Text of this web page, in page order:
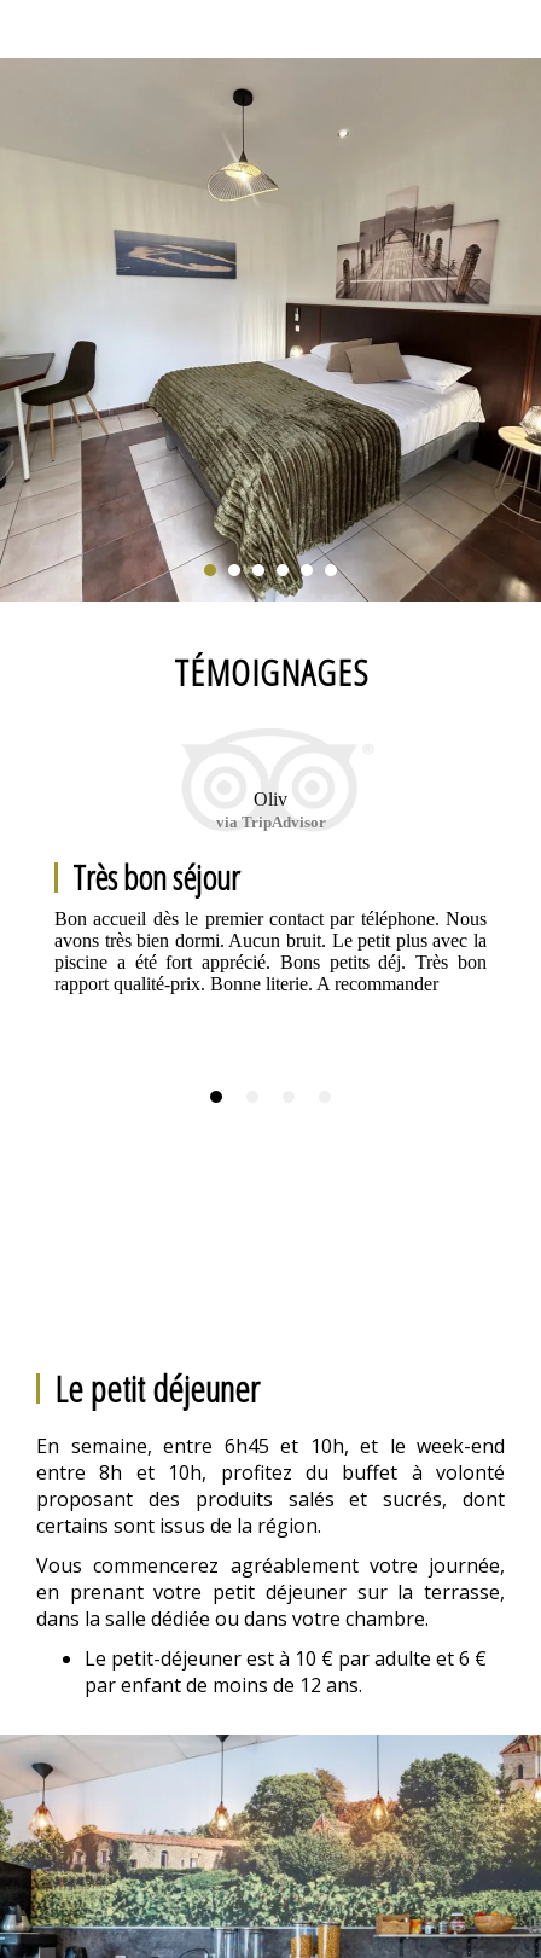
TÉMOIGNAGES
Oliv
via TripAdvisor
Très bon séjour
Bon accueil dès le premier contact par téléphone. Nous
avons très bien dormi. Aucun bruit. Le petit plus avec la
piscine a été fort apprécié. Bons petits déj. Très bon
rapport qualité-prix. Bonne literie. A recommander
Le petit déjeuner
En semaine, entre 6h45 et 10h, et le week-end
entre 8h et 10h, profitez du buffet à volonté
proposant des produits salés et sucrés, dont
certains sont issus de la région.
Vous commencerez agréablement votre journée,
en prenant votre petit déjeuner sur la terrasse,
dans la salle dédiée ou dans votre chambre.
Le petit-déjeuner est à 10 € par adulte et 6 €
par enfant de moins de 12 ans.